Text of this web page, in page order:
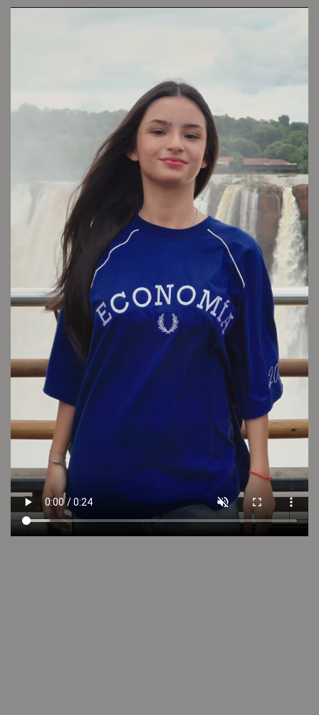
Conocé tu talle
Cuidado de la prenda
Consultar
Otros looks que podrían interesarte